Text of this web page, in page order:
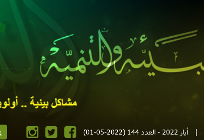
| أيار 2022 - العدد 144 (2022-05-01)